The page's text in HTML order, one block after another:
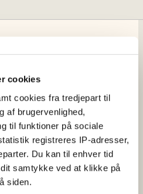
cookies
cookies fra tredjepart til
af brugervenlighed,
til funktioner på sociale
registreres IP-adresser,
Du kan til enhver tid
samtykke ved at klikke på
siden.
arbejder med hele
bord med fokus på
mad. Vi står bag De
som du kender
supermarkeder.